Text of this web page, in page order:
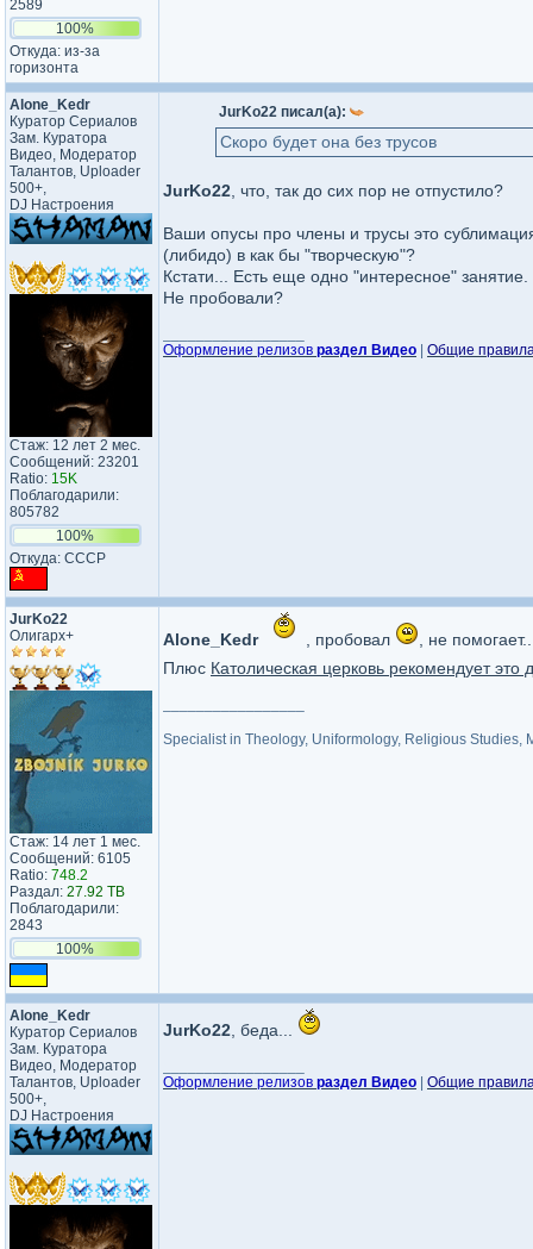
2589
100%
Откуда: из-за
горизонта
Alone_Kedr
Куратор Сериалов
Зам. Куратора
Видео, Модератор
Талантов, Uploader
500+,
DJ Настроения
Стаж: 12 лет 2 мес.
Сообщений: 23201
Ratio: 15K
Поблагодарили:
805782
100%
Откуда: CCCP
JurKo22 писал(а):
Скоро будет она без трусов
JurKo22 , что, так до сих пор не отпустило?
Ваши опусы про члены и трусы это
(либидо) в как бы "творческую"?
Кстати... Есть еще одно "интересное"
Не пробовали?
Оформление релизов раздел Видео Общие
JurKo22
Олигарх+
Стаж: 14 лет 1 мес.
Сообщений: 6105
Ratio: 748.2
Раздал: 27.92 TB
Поблагодарили:
2843
100%
Alone_Kedr , пробовал
, не
Плюс Католическая церковь рекомендует это
Specialist in Theology, Uniformology, Religious
Alone_Kedr
Куратор Сериалов
Зам. Куратора
Видео, Модератор
Талантов, Uploader
500+,
DJ Настроения
JurKo22 , беда...
Оформление релизов раздел Видео Общие